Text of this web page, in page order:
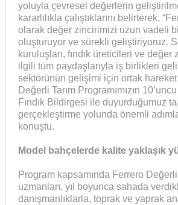
yoluyla çevresel değerlerin
kararlılıkla çalıştıklarını belirterek,
olarak değer zincirimizi uzun vadeli
oluşturuyor ve sürekli geliştiriyoruz.
kuruluşları, fındık üreticileri ve
ilgili tüm paydaşlarıyla iş birlikleri
sektörünün gelişimi için ortak
Değerli Tarım Programımızın
Fındık Bildirgesi ile duyurduğumuz
gerçekleştirme yolunda önemli
konuştu.
Model bahçelerde kalite yaklaşık
Program kapsamında Ferrero Değerli
uzmanları, yıl boyunca sahada
danışmanlıklarla, toprak ve yaprak